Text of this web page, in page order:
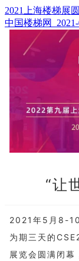
2021上海楼梯展
中国楼梯网 2021-
“让
2021年5月8-10
为期三天的
展览会圆满闭